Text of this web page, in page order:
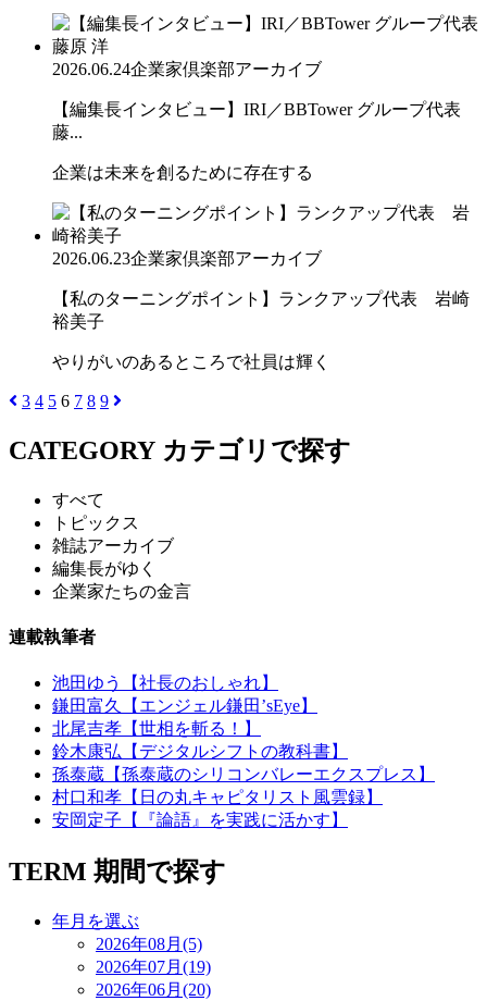
2026.06.24企業家倶楽部アーカイブ
【編集長インタビュー】IRI／BBTower グループ代表
藤...
企業は未来を創るために存在する
2026.06.23企業家倶楽部アーカイブ
【私のターニングポイント】ランクアップ代表 岩崎
裕美子
やりがいのあるところで社員は輝く
3 4 5 6 7 8 9
CATEGORY カテゴリで探す
すべて
トピックス
雑誌アーカイブ
編集長がゆく
企業家たちの金言
連載執筆者
池田ゆう【社長のおしゃれ】
鎌田富久【エンジェル鎌田’sEye】
北尾吉孝【世相を斬る！】
鈴木康弘【デジタルシフトの教科書】
孫泰蔵【孫泰蔵のシリコンバレーエクスプレス】
村口和孝【日の丸キャピタリスト風雲録】
安岡定子【『論語』を実践に活かす】
TERM 期間で探す
年月を選ぶ
2026年08月(5)
2026年07月(19)
2026年06月(20)